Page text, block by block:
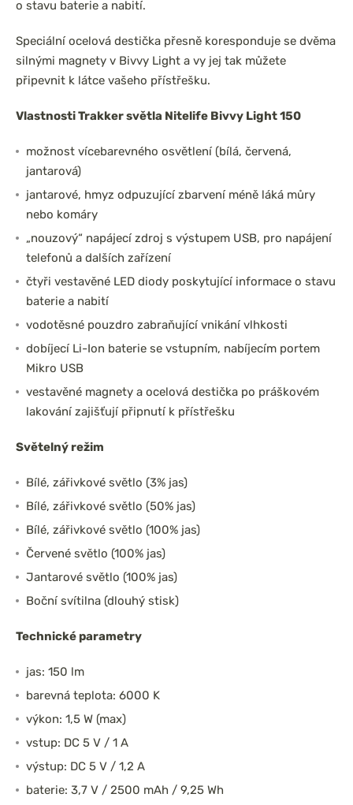
o stavu baterie a nabití.
Speciální ocelová destička přesně koresponduje se dvěma
silnými magnety v Bivvy Light a vy jej tak můžete
připevnit k látce vašeho přístřešku.
Vlastnosti Trakker světla Nitelife Bivvy Light 150
možnost vícebarevného osvětlení (bílá, červená,
jantarová)
jantarové, hmyz odpuzující zbarvení méně láká můry
nebo komáry
„nouzový“ napájecí zdroj s výstupem USB, pro napájení
telefonů a dalších zařízení
čtyři vestavěné LED diody poskytující informace o stavu
baterie a nabití
vodotěsné pouzdro zabraňující vnikání vlhkosti
dobíjecí Li-Ion baterie se vstupním, nabíjecím portem
Mikro USB
vestavěné magnety a ocelová destička po práškovém
lakování zajišťují připnutí k přístřešku
Světelný režim
Bílé, zářivkové světlo (3% jas)
Bílé, zářivkové světlo (50% jas)
Bílé, zářivkové světlo (100% jas)
Červené světlo (100% jas)
Jantarové světlo (100% jas)
Boční svítilna (dlouhý stisk)
Technické parametry
jas: 150 lm
barevná teplota: 6000 K
výkon: 1,5 W (max)
vstup: DC 5 V / 1 A
výstup: DC 5 V / 1,2 A
baterie: 3,7 V / 2500 mAh / 9,25 Wh